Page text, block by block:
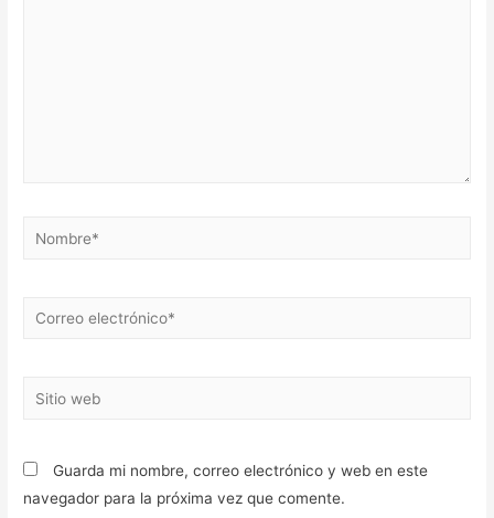
Nombre*
Correo
Sitio
Guarda mi nombre, correo electrónico y web en este
navegador para la próxima vez que comente.